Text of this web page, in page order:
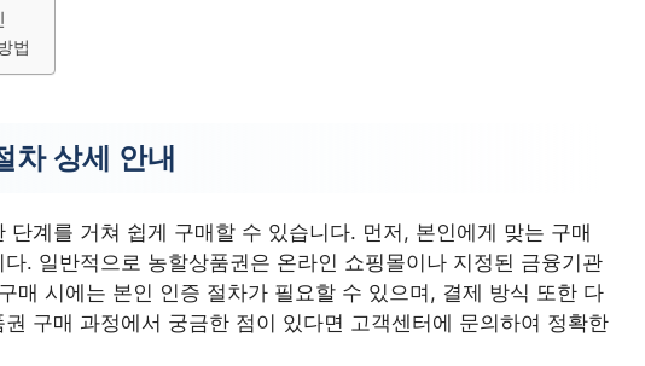
법
차 상세 안내
단계를 거쳐 쉽게 구매할 수 있습니다. 먼저, 본인에게 맞는 구매
. 일반적으로 농할상품권은 온라인 쇼핑몰이나 지정된 금융기관
매 시에는 본인 인증 절차가 필요할 수 있으며, 결제 방식 또한 다
구매 과정에서 궁금한 점이 있다면 고객센터에 문의하여 정확한